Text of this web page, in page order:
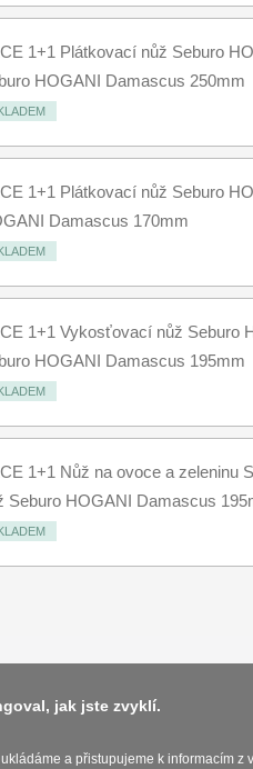
1+1 Plátkovací nůž Seburo
HOGANI Damascus 250mm
1+1 Plátkovací nůž Seburo
Damascus 170mm
1+1 Vykosťovací nůž Seburo
HOGANI Damascus 195mm
1+1 Nůž na ovoce a zeleninu
Seburo HOGANI Damascus
jak jste zvyklí.
a přistupujeme k informacím